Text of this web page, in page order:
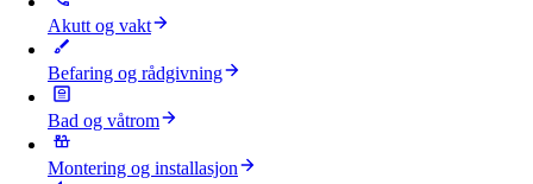
Akutt og vakt
Befaring og rådgivning
Bad og våtrom
Montering og installasjon